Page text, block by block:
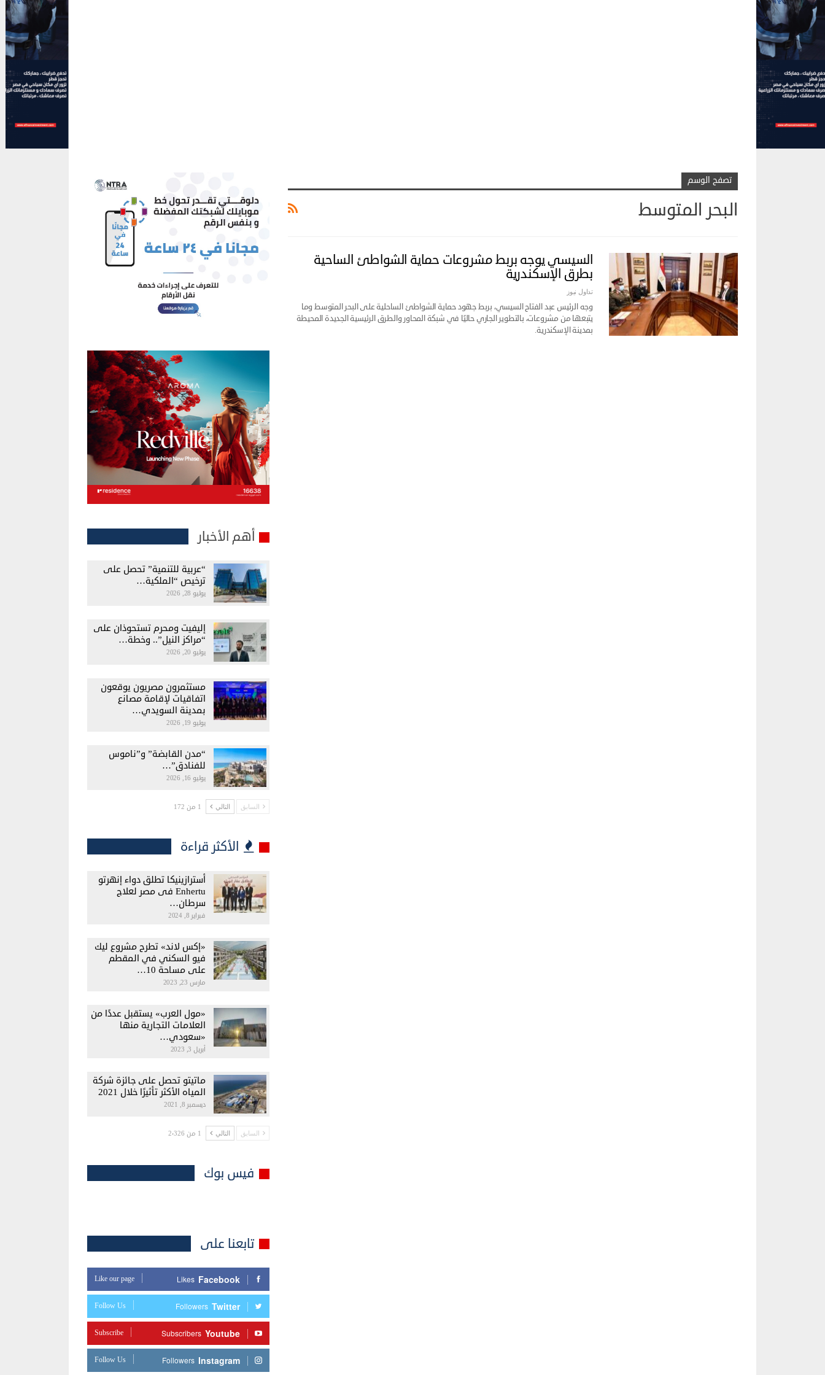
تصفح الوسم
البحر المتوسط
السيسي يوجه بربط مشروعات حماية الشواطئ الساحية
بطرق الإسكندرية
تداول نيوز
وجه الرئيس عبد الفتاح السيسي، بربط جهود حماية الشواطئ الساحلية على البحر المتوسط وما
يتبعها من مشروعات، بالتطوير الجاري حاليًا في شبكة المحاور والطرق الرئيسية الجديدة المحيطة
بمدينة الإسكندرية.
أهم الأخبار
“عربية للتنمية” تحصل على
ترخيص “الملكية…
يوليو 28, 2026
إليفيت ومحرم تستحوذان على
“مراكز النيل”.. وخطة…
يوليو 20, 2026
مستثمرون مصريون يوقعون
اتفاقيات لإقامة مصانع
بمدينة السويدي…
يوليو 19, 2026
“مدن القابضة” و”ناموس
للفنادق”…
يوليو 16, 2026
السابق التالي 1 من 172
الأكثر قراءة
أسترازينيكا تطلق دواء إنهرتو
Enhertu فى مصر لعلاج
سرطان…
فبراير 8, 2024
«إكس لاند» تطرح مشروع ليك
فيو السكني في المقطم
على مساحة 10…
مارس 23, 2023
«مول العرب» يستقبل عددًا من
العلامات التجارية منها
«سعودي…
أبريل 3, 2023
ماتيتو تحصل على جائزة شركة
المياه الأكثر تأثيرًا خلال 2021
ديسمبر 8, 2021
السابق التالي 1 من 2٬326
فيس بوك
تابعنا على
Facebook
Likes
Like our page
Twitter
Followers
Follow Us
Youtube
Subscribers
Subscribe
Instagram
Followers
Follow Us